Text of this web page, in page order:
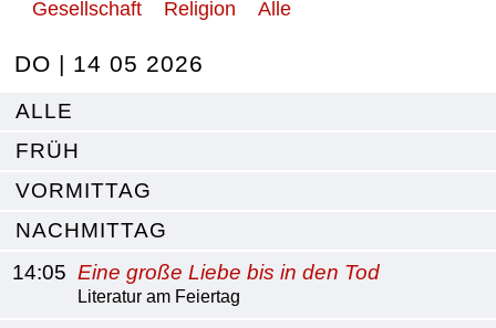
Gesellschaft
Religion Alle
DO | 14 05 2026
ALLE
FRÜH
VORMITTAG
NACHMITTAG
14:05 Eine große Liebe bis in den Tod
Literatur am Feiertag